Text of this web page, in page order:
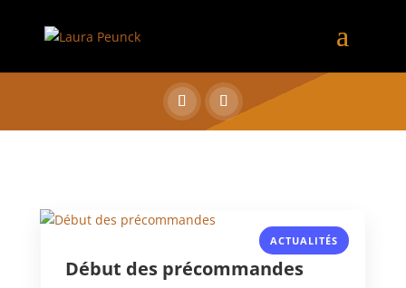
ACTUALITÉS
Début des précommandes